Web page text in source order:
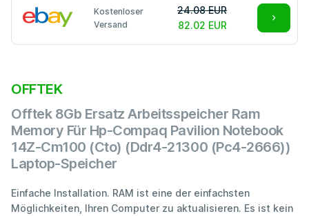
Kostenloser
Versand
24.08 EUR
82.02 EUR
OFFTEK
Offtek 8Gb Ersatz Arbeitsspeicher Ram
Memory Für Hp-Compaq Pavilion Notebook
14Z-Cm100 (Cto) (Ddr4-21300 (Pc4-2666))
Laptop-Speicher
Einfache Installation. RAM ist eine der einfachsten
Möglichkeiten, Ihren Computer zu aktualisieren. Es ist kein